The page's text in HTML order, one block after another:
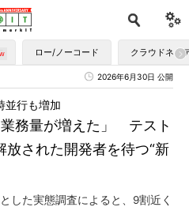
ロー/ノーコード クラウドネイ
2026年6月30日 公開
務量が増えた」 テスト
放された開発者を待つ“新
並行も増加
した実態調査によると、9割近く